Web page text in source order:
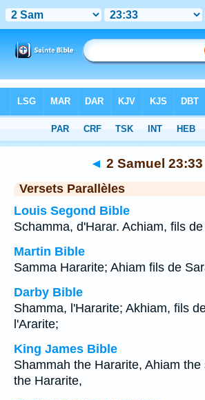
Chapitre 23 > Verset 33
◄ 2 Samuel 23:33
Versets Parallèles
Louis Segond Bible
Schamma, d'Harar. Achiam, fils
Martin Bible
Samma Hararite; Ahiam fils de
Darby Bible
Shamma, l'Hararite; Akhiam, fils
l'Ararite;
King James Bible
Shammah the Hararite, Ahiam
the Hararite,